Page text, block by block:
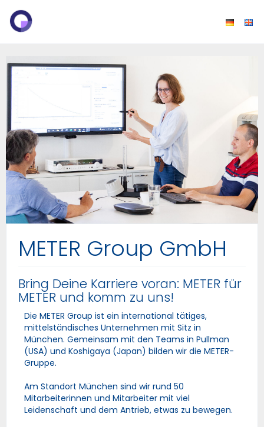
METER Group GmbH
Bring Deine Karriere voran: METER für
METER und komm zu uns!
Die METER Group ist ein international tätiges,
mittelständisches Unternehmen mit Sitz in
München. Gemeinsam mit den Teams in Pullman
(USA) und Koshigaya (Japan) bilden wir die METER-
Gruppe.
Am Standort München sind wir rund 50
Mitarbeiterinnen und Mitarbeiter mit viel
Leidenschaft und dem Antrieb, etwas zu bewegen.